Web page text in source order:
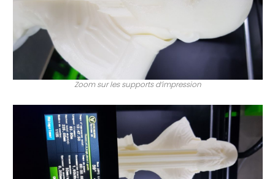
Zoom sur les supports d’impression